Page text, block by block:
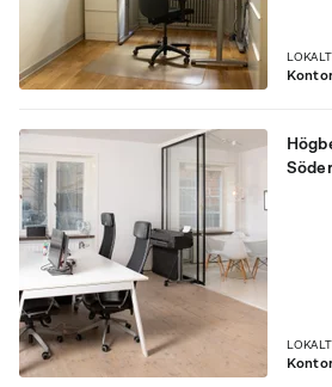
Kontor
Kontor